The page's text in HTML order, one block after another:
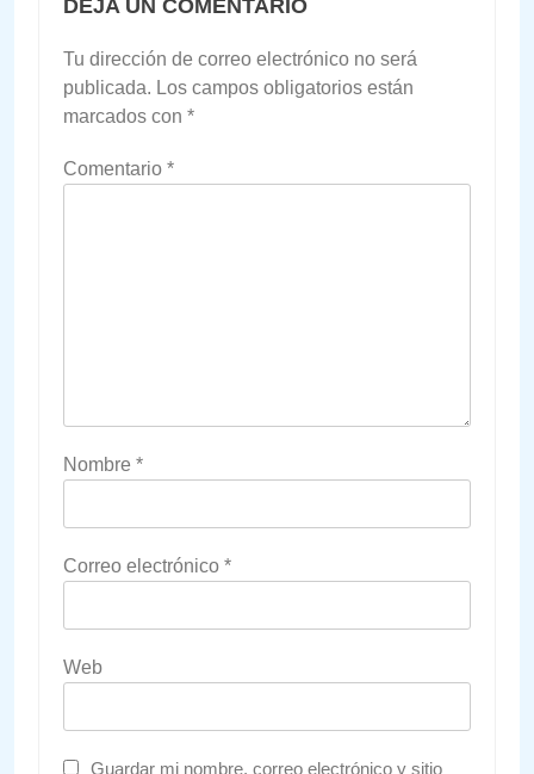
DEJA UN COMENTARIO
Tu dirección de correo electrónico no será
publicada. Los campos obligatorios están
marcados con *
Comentario *
Nombre *
Correo electrónico *
Web
Guardar mi nombre, correo electrónico y sitio